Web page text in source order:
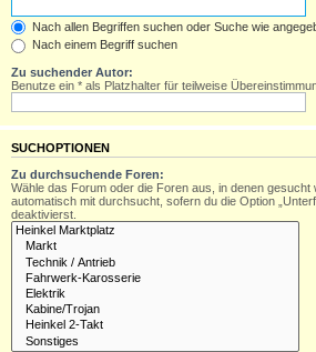
Nach allen Begriffen suchen oder Suche wie
Nach einem Begriff suchen
Zu suchender Autor:
Benutze ein * als Platzhalter für teilweise
SUCHOPTIONEN
Zu durchsuchende Foren:
Wähle das Forum oder die Foren aus, in denen
automatisch mit durchsucht, sofern du die Option
deaktivierst.